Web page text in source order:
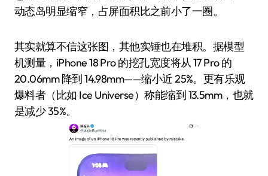
动态岛明显缩窄，占屏面积比之前小了一圈。
其实就算不信这张图，其他实锤也在堆积。据模型
机测量，iPhone 18 Pro 的挖孔宽度将从 17 Pro 的
20.06mm 降到 14.98mm——缩小近 25%。更有乐观
爆料者（比如 Ice Universe）称能缩到 13.5mm，也就
是减少 35%。